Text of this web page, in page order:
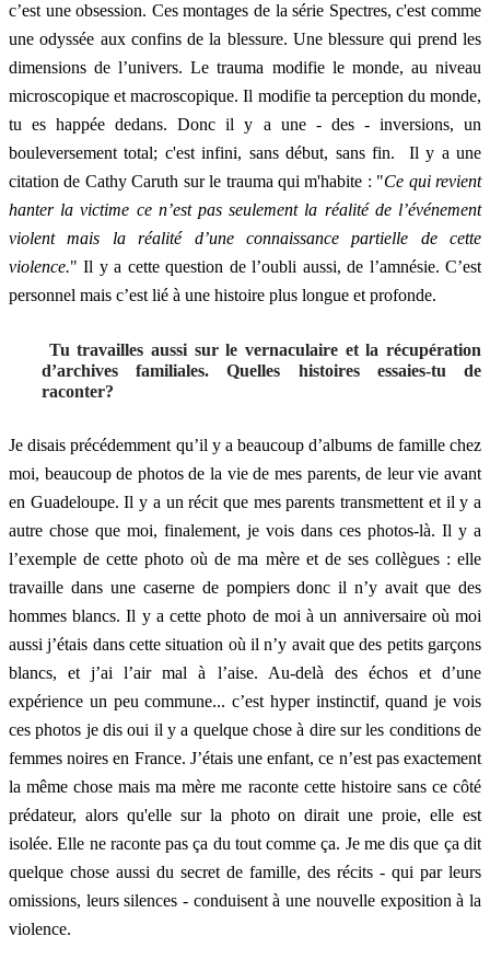
c’est une obsession. Ces montages de la série Spectres, c'est comme
une odyssée aux confins de la blessure. Une blessure qui prend les
dimensions de l’univers. Le trauma modifie le monde, au niveau
microscopique et macroscopique. Il modifie ta perception du monde,
tu es happée dedans. Donc il y a une - des - inversions, un
bouleversement total; c'est infini, sans début, sans fin. Il y a une
citation de Cathy Caruth sur le trauma qui m'habite : "Ce qui revient
hanter la victime ce n’est pas seulement la réalité de l’événement
violent mais la réalité d’une connaissance partielle de cette
violence." Il y a cette question de l’oubli aussi, de l’amnésie. C’est
personnel mais c’est lié à une histoire plus longue et profonde.
Tu travailles aussi sur le vernaculaire et la récupération
d’archives familiales. Quelles histoires essaies-tu de
raconter?
Je disais précédemment qu’il y a beaucoup d’albums de famille chez
moi, beaucoup de photos de la vie de mes parents, de leur vie avant
en Guadeloupe. Il y a un récit que mes parents transmettent et il y a
autre chose que moi, finalement, je vois dans ces photos-là. Il y a
l’exemple de cette photo où de ma mère et de ses collègues : elle
travaille dans une caserne de pompiers donc il n’y avait que des
hommes blancs. Il y a cette photo de moi à un anniversaire où moi
aussi j’étais dans cette situation où il n’y avait que des petits garçons
blancs, et j’ai l’air mal à l’aise. Au-delà des échos et d’une
expérience un peu commune... c’est hyper instinctif, quand je vois
ces photos je dis oui il y a quelque chose à dire sur les conditions de
femmes noires en France. J’étais une enfant, ce n’est pas exactement
la même chose mais ma mère me raconte cette histoire sans ce côté
prédateur, alors qu'elle sur la photo on dirait une proie, elle est
isolée. Elle ne raconte pas ça du tout comme ça. Je me dis que ça dit
quelque chose aussi du secret de famille, des récits - qui par leurs
omissions, leurs silences - conduisent à une nouvelle exposition à la
violence.